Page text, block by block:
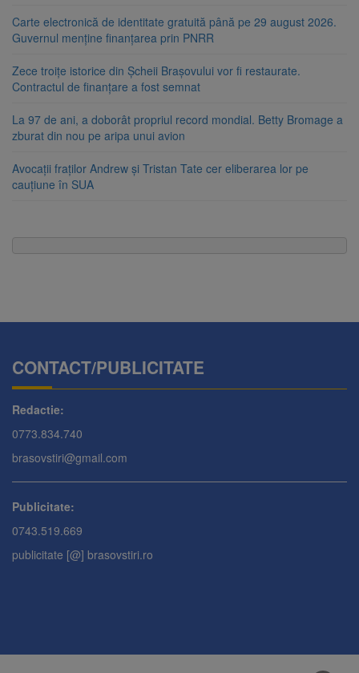
Carte electronică de identitate gratuită până pe 29 august 2026.
Guvernul menține finanțarea prin PNRR
Zece troițe istorice din Șcheii Brașovului vor fi restaurate.
Contractul de finanțare a fost semnat
La 97 de ani, a doborât propriul record mondial. Betty Bromage a
zburat din nou pe aripa unui avion
Avocații fraților Andrew și Tristan Tate cer eliberarea lor pe
cauțiune în SUA
CONTACT/PUBLICITATE
Redactie:
0773.834.740
brasovstiri@gmail.com
Publicitate:
0743.519.669
publicitate [@] brasovstiri.ro